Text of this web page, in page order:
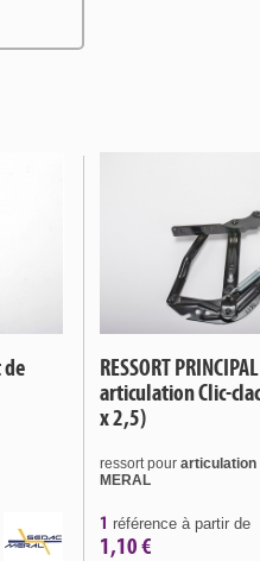
de
RESSORT
articulation Clic-
x 2,5)
ressort pour articulation
MERAL
1 référence à partir de
1,10 €